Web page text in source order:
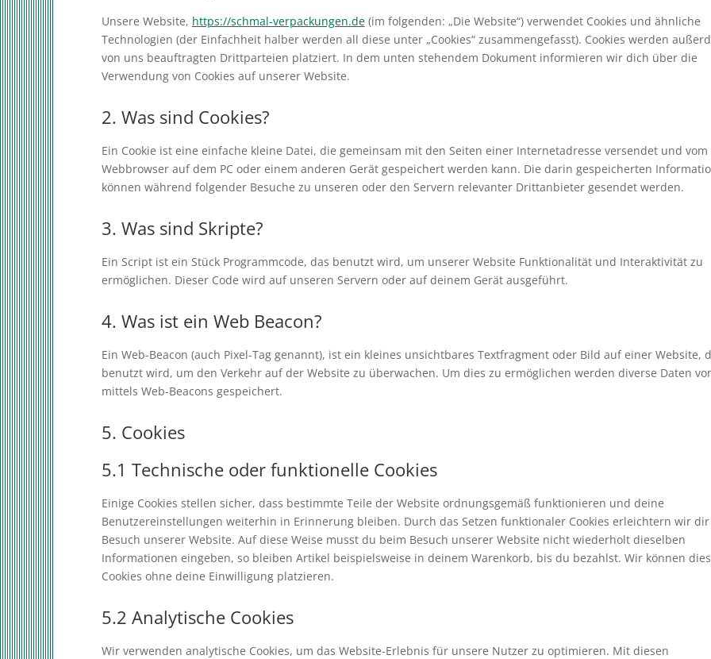
Unsere Website, https://schmal-verpackungen.de(im folgenden: „Die Website“) verwendet Cookies und ähnliche
Technologien (der Einfachheit halber werden all diese unter „Cookies“ zusammengefasst). Cookies werden
von uns beauftragten Drittparteien platziert. In dem unten stehendem Dokument informieren wir dich über die
Verwendung von Cookies auf unserer Website.
2. Was sind Cookies?
Ein Cookie ist eine einfache kleine Datei, die gemeinsam mit den Seiten einer Internetadresse versendet und vom
Webbrowser auf dem PC oder einem anderen Gerät gespeichert werden kann. Die darin gespeicherten
können während folgender Besuche zu unseren oder den Servern relevanter Drittanbieter gesendet werden.
3. Was sind Skripte?
Ein Script ist ein Stück Programmcode, das benutzt wird, um unserer Website Funktionalität und Interaktivität zu
ermöglichen. Dieser Code wird auf unseren Servern oder auf deinem Gerät ausgeführt.
4. Was ist ein Web Beacon?
Ein Web-Beacon (auch Pixel-Tag genannt), ist ein kleines unsichtbares Textfragment oder Bild auf einer Website,
benutzt wird, um den Verkehr auf der Website zu überwachen. Um dies zu ermöglichen werden diverse Daten
mittels Web-Beacons gespeichert.
5. Cookies
5.1 Technische oder funktionelle Cookies
Einige Cookies stellen sicher, dass bestimmte Teile der Website ordnungsgemäß funktionieren und deine
Benutzereinstellungen weiterhin in Erinnerung bleiben. Durch das Setzen funktionaler Cookies erleichtern wir
Besuch unserer Website. Auf diese Weise musst du beim Besuch unserer Website nicht wiederholt dieselben
Informationen eingeben, so bleiben Artikel beispielsweise in deinem Warenkorb, bis du bezahlst. Wir können
Cookies ohne deine Einwilligung platzieren.
5.2 Analytische Cookies
Wir verwenden analytische Cookies, um das Website-Erlebnis für unsere Nutzer zu optimieren. Mit diesen